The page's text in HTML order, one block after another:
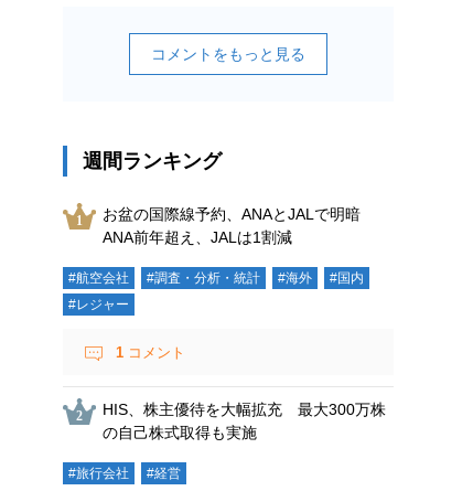
コメントをもっと見る
週間ランキング
お盆の国際線予約、ANAとJALで明暗
ANA前年超え、JALは1割減
#航空会社 #調査・分析・統計 #海外
#国内
#レジャー
1 コメント
HIS、株主優待を大幅拡充 最大300万株
の自己株式取得も実施
#旅行会社 #経営